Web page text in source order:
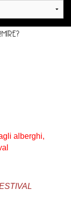
alberghi,